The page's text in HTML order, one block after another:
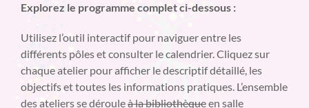
Explorez le programme complet ci-dessous :
Utilisez l’outil interactif pour naviguer entre les
différents pôles et consulter le calendrier. Cliquez sur
chaque atelier pour afficher le descriptif détaillé, les
objectifs et toutes les informations pratiques. L’ensemble
des ateliers se dérouleà la bibliothèqueen salle